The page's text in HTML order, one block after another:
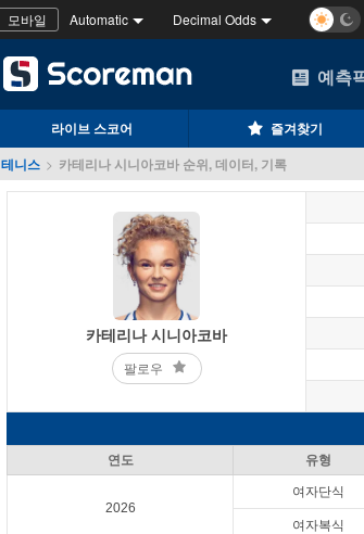
모바일 Automatic Decimal Odds
예측
라이브 스코어 즐겨찾기
테니스 > 카테리나 시니아코바 순위, 데이터, 기록
카테리나 시니아코바
팔로우
연도 유형
2026
여자단식
여자복식